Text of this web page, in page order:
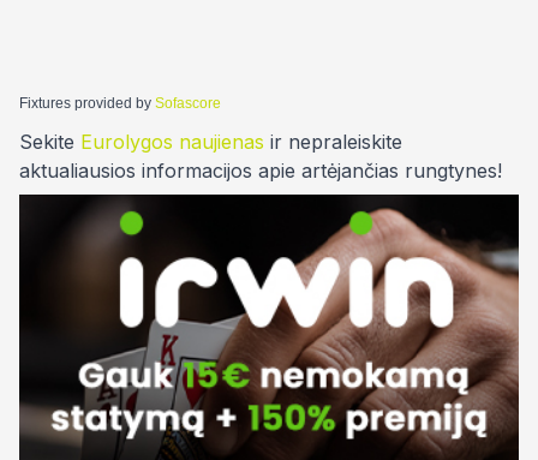
Fixtures provided by Sofascore
Sekite Eurolygos naujienas ir nepraleiskite
aktualiausios informacijos apie artėjančias rungtynes!